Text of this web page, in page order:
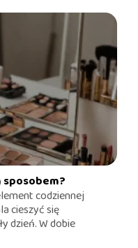
sposobem?
codziennej
cieszyć się
dzień. W dobie